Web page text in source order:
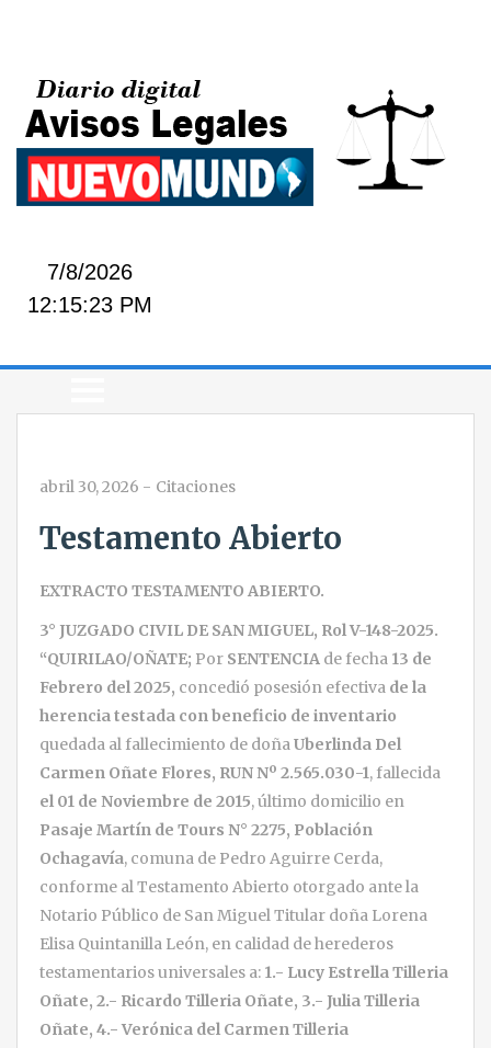
7/8/2026
12:15:24 PM
abril 30, 2026 - Citaciones
Testamento Abierto
EXTRACTO TESTAMENTO ABIERTO.
3° JUZGADO CIVIL DE SAN MIGUEL, Rol V-148-2025.
“QUIRILAO/OÑATE; Por SENTENCIA de fecha 13 de
Febrero del 2025, concedió posesión efectiva de la
herencia testada con beneficio de inventario
quedada al fallecimiento de doñaUberlinda Del
Carmen Oñate Flores, RUN Nº 2.565.030-1, fallecida
el 01 de Noviembre de 2015, último domicilio en
Pasaje Martín de Tours N° 2275, Población
Ochagavía, comuna de Pedro Aguirre Cerda,
conforme al Testamento Abierto otorgado ante la
Notario Público de San Miguel Titular doña Lorena
Elisa Quintanilla León, en calidad de herederos
testamentarios universales a: 1.- Lucy Estrella Tilleria
Oñate, 2.- Ricardo Tilleria Oñate, 3.- Julia Tilleria
Oñate, 4.- Verónica del Carmen Tilleria